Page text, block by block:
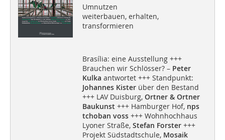
Umnutzen
weiterbauen, erhalten,
transformieren
Brasília: eine Ausstellung +++
Brauchen wir Schlösser? – Peter
Kulka antwortet +++ Standpunkt:
Johannes Kisterüber den Bestand
+++ LAV Duisburg, Ortner & Ortner
Baukunst +++ Hamburger Hof, nps
tchoban voss+++ Wohnhochhaus
Lyoner Straße, Stefan Forster+++
Projekt Südstadtschule, Mosaik